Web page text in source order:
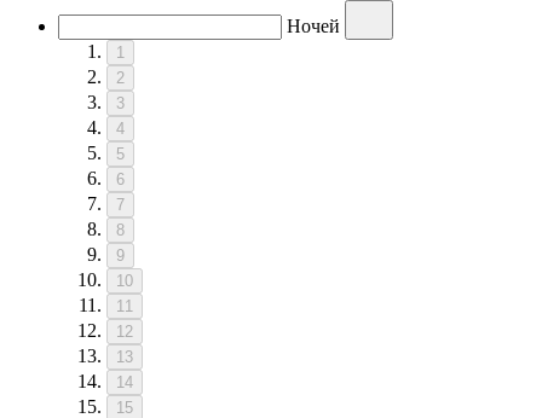
Ночей
1
2
3
4
5
6
7
8
9
10
11
12
13
14
15